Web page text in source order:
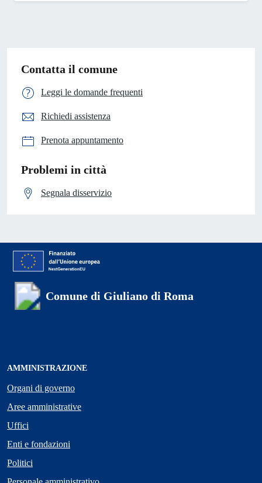
Contatta il comune
Leggi le domande frequenti
Richiedi assistenza
Prenota appuntamento
Problemi in città
Segnala disservizio
Comune di Giuliano di Roma
AMMINISTRAZIONE
Organi di governo
Aree amministrative
Uffici
Enti e fondazioni
Politici